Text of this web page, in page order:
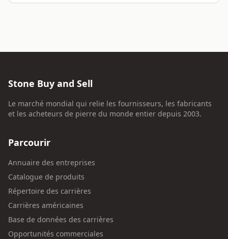
Stone Buy and Sell
Le marché mondial qui relie les fournisseurs, les fabricants
et les acheteurs de pierre du monde entier depuis 2003.
Parcourir
Annuaire des entreprises
Catalogue de produits
Répertoire des carrières
Carrières américaines
Base de données des carrières
Opportunités commerciales